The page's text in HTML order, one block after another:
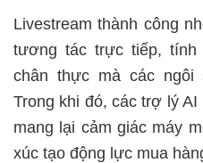
Livestream thành công
tương tác trực tiếp,
chân thực mà các ngôi
Trong khi đó, các trợ lý
mang lại cảm giác máy
xúc tạo động lực mua